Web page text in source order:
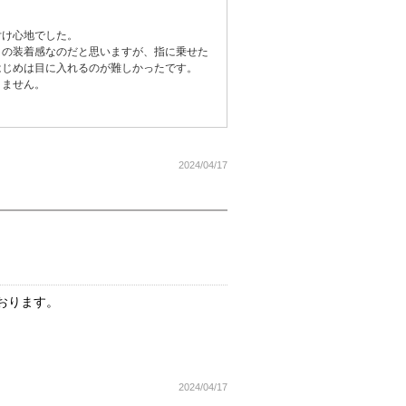
心地でした。
装着感なのだと思いますが、指に乗せた
めは目に入れるのが難しかったです。
せん。
2024/04/17
ます。
2024/04/17